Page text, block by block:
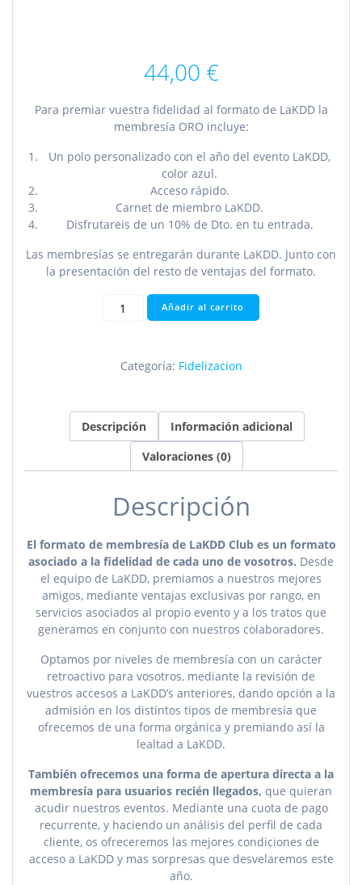
44,00 €
Para premiar vuestra fidelidad al formato de LaKDD la
membresía ORO incluye:
Un polo personalizado con el año del evento LaKDD,
color azul.
Acceso rápido.
Carnet de miembro LaKDD.
Disfrutareis de un 10% de Dto. en tu entrada.
Las membresías se entregarán durante LaKDD. Junto con
la presentación del resto de ventajas del formato.
LaKDD
Oro
Añadir al carrito
Categoría: Fidelizacion
Descripción
Información adicional
Valoraciones (0)
Descripción
El formato de membresía de LaKDD Club es un formato
asociado a la fidelidad de cada uno de vosotros. Desde
el equipo de LaKDD, premiamos a nuestros mejores
amigos, mediante ventajas exclusivas por rango, en
servicios asociados al propio evento y a los tratos que
generamos en conjunto con nuestros colaboradores.
Optamos por niveles de membresía con un carácter
retroactivo para vosotros, mediante la revisión de
vuestros accesos a LaKDD’s anteriores, dando opción a la
admisión en los distintos tipos de membresía que
ofrecemos de una forma orgánica y premiando así la
lealtad a LaKDD.
También ofrecemos una forma de apertura directa a la
membresía para usuarios recién llegados, que quieran
acudir nuestros eventos. Mediante una cuota de pago
recurrente, y haciendo un análisis del perfil de cada
cliente, os ofreceremos las mejores condiciones de
acceso a LaKDD y mas sorpresas que desvelaremos este
año.